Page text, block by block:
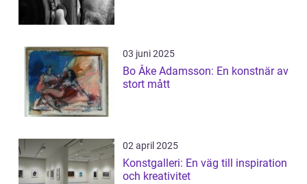
03 juni 2025
Bo Åke Adamsson: En konstnär av
stort mått
02 april 2025
Konstgalleri: En väg till inspiration
och kreativitet